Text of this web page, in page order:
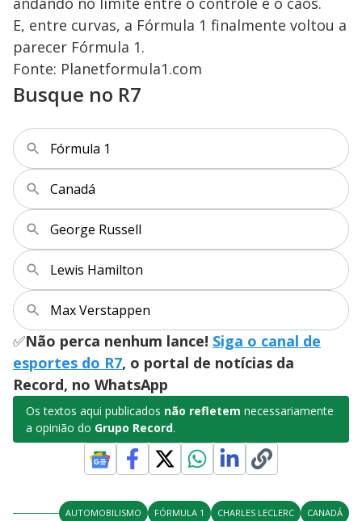
E, entre curvas, a Fórmula 1 finalmente voltou a
parecer Fórmula 1.
Fonte: Planetformula1.com
Busque no R7
Fórmula 1
Canadá
George Russell
Lewis Hamilton
Max Verstappen
✅Não perca nenhum lance! Siga o canal de
esportes do R7, o portal de notícias da
Record, no WhatsApp
Os textos aqui publicados não refletem necessariamente
a opinião do Grupo Record.
AUTOMOBILISMO FÓRMULA 1 CHARLES LECLERC
CANADÁ